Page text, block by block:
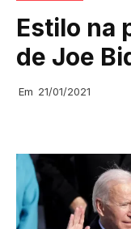
Estilo na
de Joe
Em 21/01/2021